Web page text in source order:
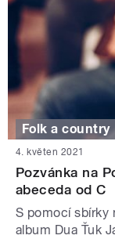
Folk a country
4. květen 2021
Pozvánka na
abeceda od C
S pomocí sbírky
album Dua Ťuk